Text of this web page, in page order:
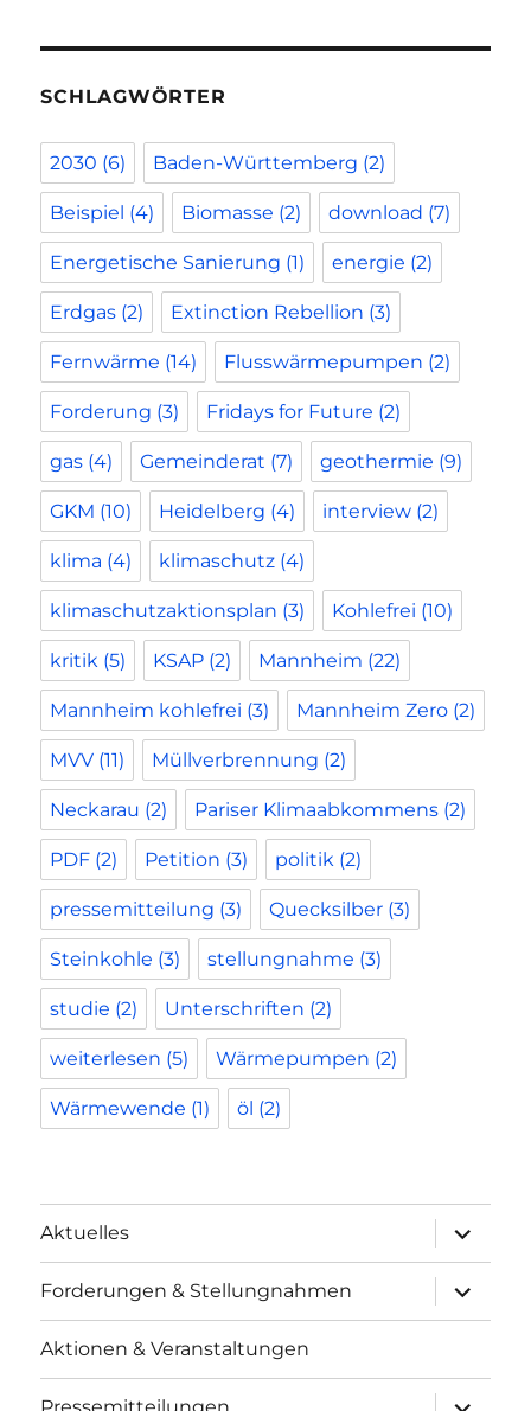
SCHLAGWÖRTER
2030 (6) Baden-Württemberg (2)
Beispiel (4) Biomasse (2) download (7)
Energetische Sanierung (1) energie (2)
Erdgas (2) Extinction Rebellion (3)
Fernwärme (14) Flusswärmepumpen (2)
Forderung (3) Fridays for Future (2)
gas (4) Gemeinderat (7) geothermie (9)
GKM (10) Heidelberg (4) interview (2)
klima (4) klimaschutz (4)
klimaschutzaktionsplan (3) Kohlefrei (10)
kritik (5) KSAP (2) Mannheim (22)
Mannheim kohlefrei (3) Mannheim Zero (2)
MVV (11) Müllverbrennung (2)
Neckarau (2) Pariser Klimaabkommens (2)
PDF (2) Petition (3) politik (2)
pressemitteilung (3) Quecksilber (3)
Steinkohle (3) stellungnahme (3)
studie (2) Unterschriften (2)
weiterlesen (5) Wärmepumpen (2)
Wärmewende (1) öl (2)
Aktuelles
anzeigen
Forderungen & Stellungnahmen
anzeigen
Aktionen & Veranstaltungen